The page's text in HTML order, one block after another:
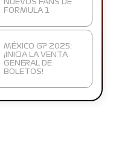
NUEVOS FANS DE
FORMULA 1
MÉXICO GP 2025:
¡INICIA LA VENTA
GENERAL DE
BOLETOS!